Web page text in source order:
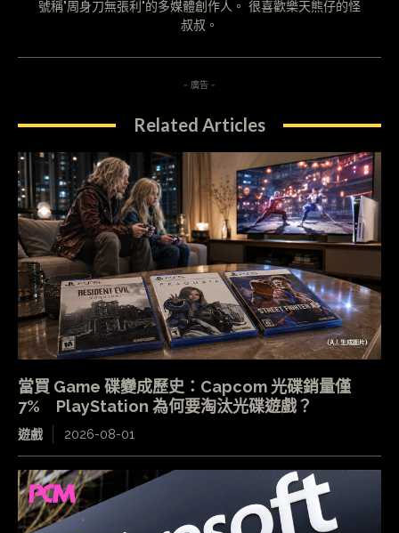
號稱"周身刀無張利"的多媒體創作人。 很喜歡樂天熊仔的怪
叔叔。
- 廣告 -
Related Articles
當買 Game 碟變成歷史：Capcom 光碟銷量僅
7% PlayStation 為何要淘汰光碟遊戲？
遊戲 2026-08-01